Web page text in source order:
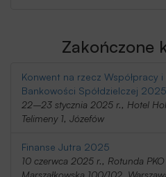
Zakończone
Konwent na rzecz Współpracy
Bankowości Spółdzielczej 2025
22–23 stycznia 2025 r., Hotel
Telimeny 1, Józefów
Finanse Jutra 2025
10 czerwca 2025 r., Rotunda
Marszałkowska 100/102,